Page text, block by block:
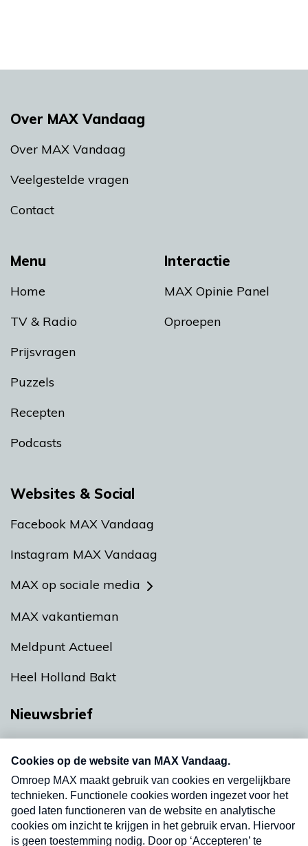
Menu
Home
TV & Radio
Prijsvragen
Puzzels
Recepten
Podcasts
Interactie
MAX Opinie Panel
Oproepen
Over MAX Vandaag
Over MAX Vandaag
Veelgestelde vragen
Contact
Websites & Social
Facebook MAX Vandaag
Instagram MAX Vandaag
MAX op sociale media
MAX vakantieman
Meldpunt Actueel
Heel Holland Bakt
Nieuwsbrief
nieuwsbrief. Elke vrijdag- en dinsdagochtend in
uw mailbox.
Verzend